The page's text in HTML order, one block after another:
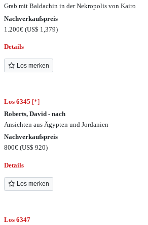
Grab mit Baldachin in der Nekropolis von Kairo
Nachverkaufspreis
1.200€(US$ 1,379)
Details
Los merken
Los 6345 [*]
Roberts, David - nach
Ansichten aus Ägypten und Jordanien
Nachverkaufspreis
800€(US$ 920)
Details
Los merken
Los 6347